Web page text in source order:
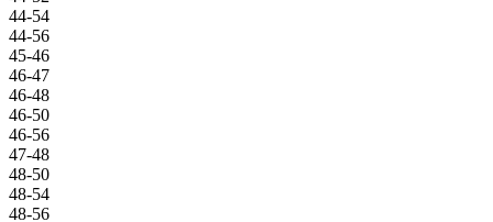
44-54
44-56
45-46
46-47
46-48
46-50
46-56
47-48
48-50
48-54
48-56